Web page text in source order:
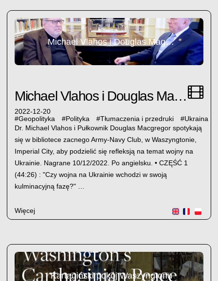
Michael Vlahos i Douglas Magcregor
Michael Vlahos i Douglas Magcregor
2022-12-20
#Geopolityka #Polityka #Tłumaczenia i przedruki #Ukraina
Dr. Michael Vlahos i Pułkownik Douglas Macgregor spotykają
się w bibliotece zacnego Army-Navy Club, w Waszyngtonie,
Imperial City, aby podzielić się refleksją na temat wojny na
Ukrainie. Nagrane 10/12/2022. Po angielsku. • CZĘŚĆ 1
(44:26) : "Czy wojna na Ukrainie wchodzi w swoją
kulminacyjną fazę?" …
Więcej
Kartagiński pokój Waszyngtonu